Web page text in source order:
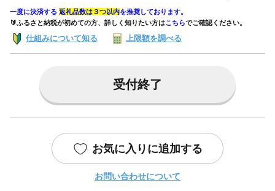
一度に決済する 返礼品数は３つ以内を推奨しております。
🔰ふるさと納税が初めての方、詳しく知りたい方はこちらでご確認ください。
仕組みについて知る 上限額を調べる
受付終了
お気に入りに追加する
お問い合わせについて